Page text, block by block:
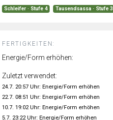
Schleifer · Stufe 4 Tausendsassa · Stufe 3
FERTIGKEITEN:
Energie/Form erhöhen:
Zuletzt verwendet:
24.7. 20:57 Uhr: Energie/Form erhöhen
22.7. 08:51 Uhr: Energie/Form erhöhen
10.7. 19:02 Uhr: Energie/Form erhöhen
5.7. 23:22 Uhr: Energie/Form erhöhen